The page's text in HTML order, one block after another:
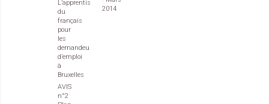
L’apprentissage
du
français
pour
les
demandeurs
d’emploi
à
Bruxelles
AVIS
n°2
2014